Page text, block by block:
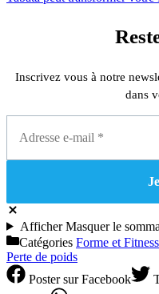
Inscrivez vous à notre
dans
AfficherMasquerle
Catégories Forme et Fitness
Perte de poids
Postersur Facebook